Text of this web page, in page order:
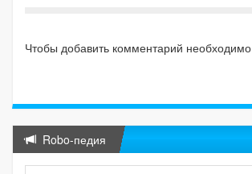
Чтобы добавить комментарий необходимо
Robo-педия